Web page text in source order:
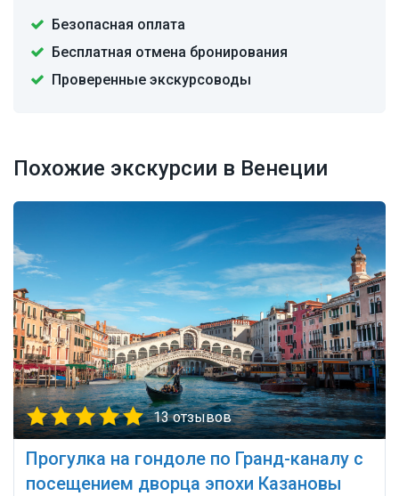
Безопасная оплата
Бесплатная отмена бронирования
Проверенные экскурсоводы
Похожие экскурсии в Венеции
13 отзывов
Прогулка на гондоле по Гранд-каналу с
посещением дворца эпохи Казановы